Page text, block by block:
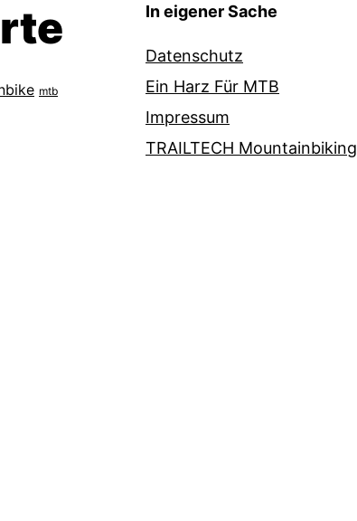
mtb
In eigener Sache
Datenschutz
Ein Harz Für MTB
Impressum
TRAILTECH Mountainbiking